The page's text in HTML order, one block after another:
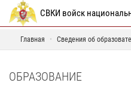
СВКИ войск
Главная Сведения об
ОБРАЗОВАНИЕ